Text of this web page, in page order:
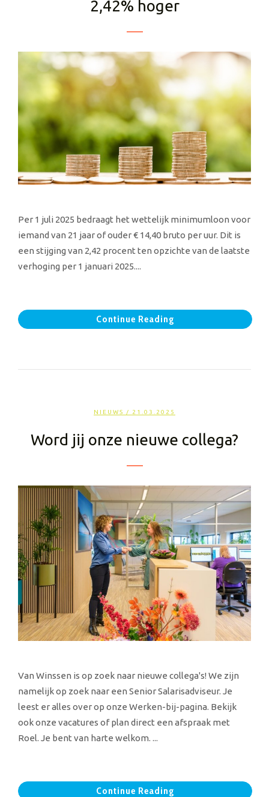
2,42% hoger
Per 1 juli 2025 bedraagt het wettelijk minimumloon voor
iemand van 21 jaar of ouder € 14,40 bruto per uur. Dit is
een stijging van 2,42 procent ten opzichte van de laatste
verhoging per 1 januari 2025....
Continue Reading
NIEUWS / 21.03.2025
Word jij onze nieuwe collega?
Van Winssen is op zoek naar nieuwe collega's! We zijn
namelijk op zoek naar een Senior Salarisadviseur. Je
leest er alles over op onze Werken-bij-pagina. Bekijk
ook onze vacatures of plan direct een afspraak met
Roel. Je bent van harte welkom. ...
Continue Reading